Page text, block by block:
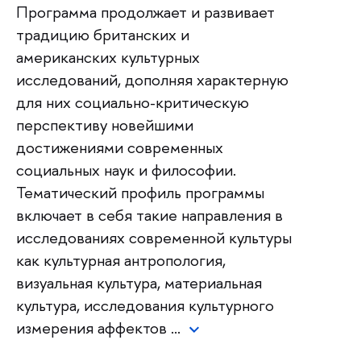
Программа продолжает и развивает
традицию британских и
американских культурных
исследований, дополняя характерную
для них социально-критическую
перспективу новейшими
достижениями современных
социальных наук и философии.
Тематический профиль программы
включает в себя такие направления в
исследованиях современной культуры
как культурная антропология,
визуальная культура, материальная
культура, исследования культурного
измерения аффектов …